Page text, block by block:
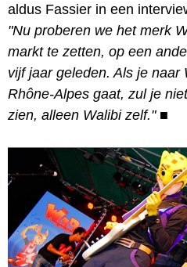
aldus Fassier in een
"Nu proberen we het merk
markt te zetten, op een
vijf jaar geleden. Als je naar
Rhône-Alpes gaat, zul je
zien, alleen Walibi zelf." ■